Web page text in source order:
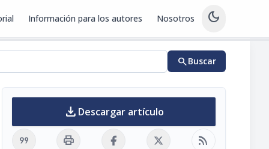
Información para los autores Nosotros dark_mode
searchBuscar
download Descargar artículo
format_quote print rss_feed